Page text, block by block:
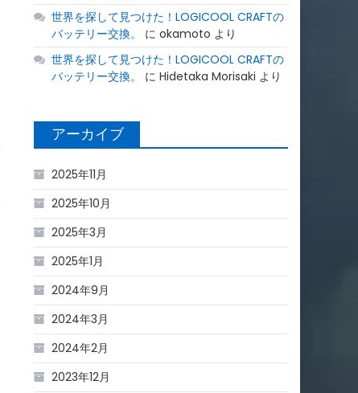
世界を探して見つけた！LOGICOOL CRAFTの
バッテリー交換。
にokamoto より
世界を探して見つけた！LOGICOOL CRAFTの
バッテリー交換。
にHidetaka Morisaki より
アーカイブ
2025年11月
2025年10月
2025年3月
2025年1月
2024年9月
2024年3月
2024年2月
2023年12月